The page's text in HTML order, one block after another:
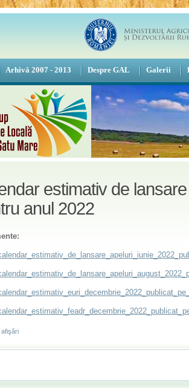
Arhivă 2007 - 2013 Despre GAL Galerii
estimativ de
anul 2022
afişări